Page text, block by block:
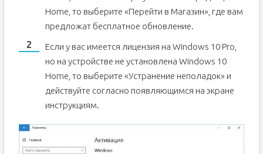
Home, то выберите «Перейти в Магазин», где вам
предложат бесплатное обновление.
Если у вас имеется лицензия на Windows 10 Pro,
но на устройстве не установлена Windows 10
Home, то выберите «Устранение неполадок» и
действуйте согласно появляющимся на экране
инструкциям.